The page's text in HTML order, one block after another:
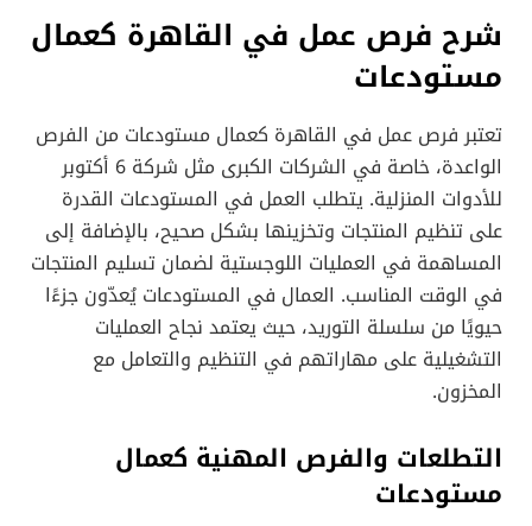
شرح فرص عمل في القاهرة كعمال
مستودعات
تعتبر فرص عمل في القاهرة كعمال مستودعات من الفرص
الواعدة، خاصة في الشركات الكبرى مثل شركة 6 أكتوبر
للأدوات المنزلية. يتطلب العمل في المستودعات القدرة
على تنظيم المنتجات وتخزينها بشكل صحيح، بالإضافة إلى
المساهمة في العمليات اللوجستية لضمان تسليم المنتجات
في الوقت المناسب. العمال في المستودعات يُعدّون جزءًا
حيويًا من سلسلة التوريد، حيث يعتمد نجاح العمليات
التشغيلية على مهاراتهم في التنظيم والتعامل مع
المخزون.
التطلعات والفرص المهنية كعمال
مستودعات